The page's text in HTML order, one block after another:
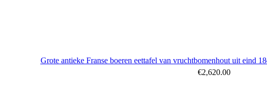
Grote antieke Franse boeren eettafel van vruchtbomenhout uit eind
€2,620.00